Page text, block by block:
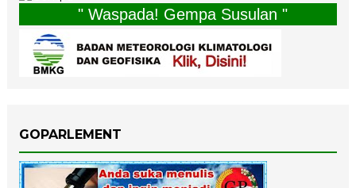
" Waspada! Gempa Susulan "
GOPARLEMENT